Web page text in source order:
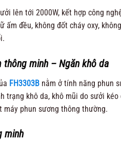
lên tới 2000W, kết hợp công
ấm đều, không đốt cháy oxy,
thông minh – Ngăn khô da
FH3303B nằm ở tính năng phun
trạng khô da, khô mũi do sưởi
máy phun sương thông thường.
minh